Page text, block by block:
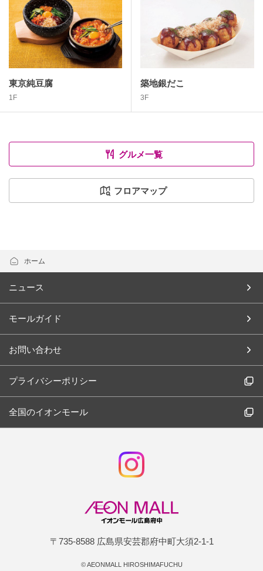
東京純豆腐
1F
築地銀だこ
3F
グルメ一覧
フロアマップ
ホーム
ニュース
モールガイド
お問い合わせ
プライバシーポリシー
全国のイオンモール
〒735-8588 広島県安芸郡府中町大須2-1-1
©AEONMALL HIROSHIMAFUCHU